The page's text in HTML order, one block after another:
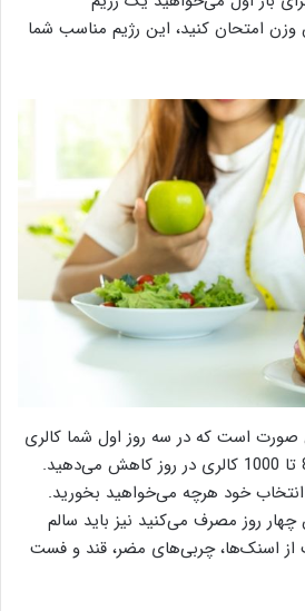
امتحان کنید، این رژیم مناسب شما
است که در سه روز اول شما کالری
دریافتی خود را به بازه 800 تا 1000 کالری در روز کاهش می‌دهید.
انتخاب خود هرچه می‌خواهید بخورید.
چهار روز مصرف می‌کنید نیز باید سالم
از اسنک‌ها، چربی‌های مضر، قند و فست